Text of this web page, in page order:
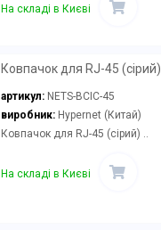
На складі в Києві
Ковпачок для RJ-45 (сірий)
артикул: NETS-BCIC-45
виробник:Hypernet (Китай)
Ковпачок для RJ-45 (сірий) ..
На складі в Києві